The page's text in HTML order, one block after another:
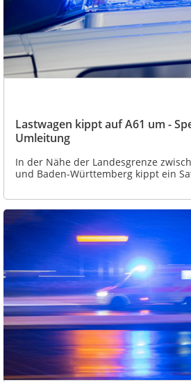
Lastwagen kippt auf A61 um -
Umleitung
In der Nähe der Landesgrenze
und Baden-Württemberg kippt ein